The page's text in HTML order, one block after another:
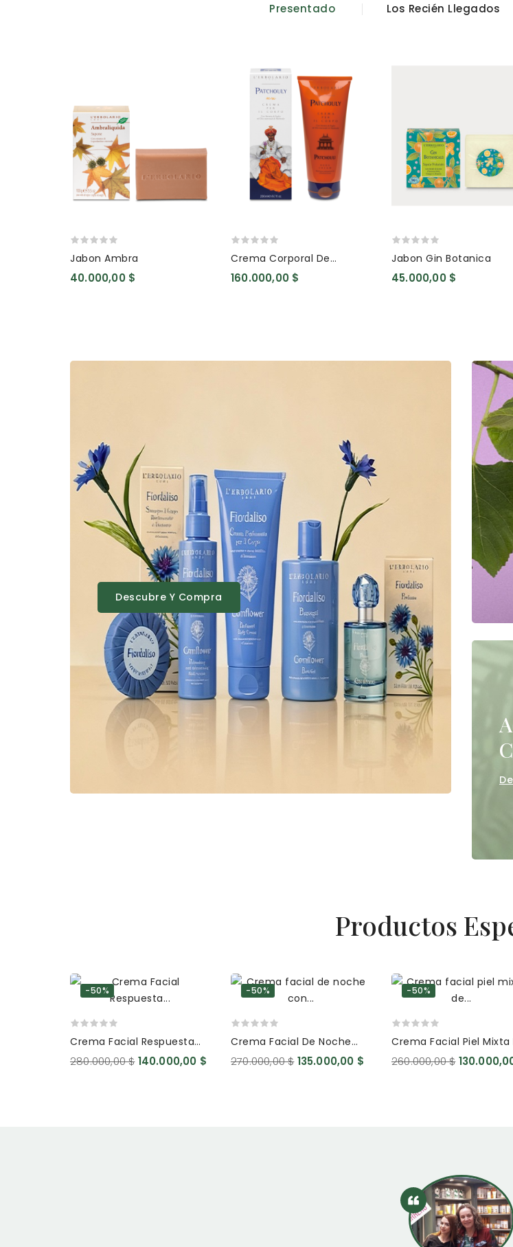
Presentado Los Recién Llegados
Jabon Ambra
40.000,00 $
Crema Corporal De
Patchuli
160.000,00 $
Jabon Gin Botanica
45.000,00 $
Descubre Y Compra
Productos
-50%
Crema Facial Respuesta
Perfeccion Altafitocosmesi
280.000,00 $ 140.000,00 $
-50%
Crema Facial De Noche
Con Acido Hialuronico
270.000,00 $ 135.000,00 $
-50%
Crema Facial Piel Mixta
Acido Hialuronico
260.000,00 $